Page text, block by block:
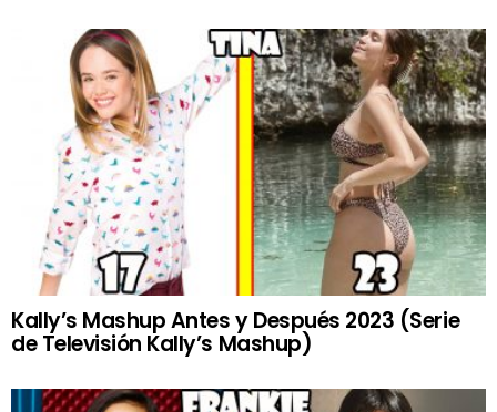
Kally’s Mashup Antes y Después 2023 (Serie
de Televisión Kally’s Mashup)